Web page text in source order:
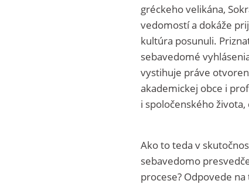
gréckeho velikána,
vedomostí a dokáže
kultúra posunuli.
sebavedomé
vystihuje práve
akademickej obce i
i spoločenského
Ako to teda v
sebavedomo
procese? Odpovede